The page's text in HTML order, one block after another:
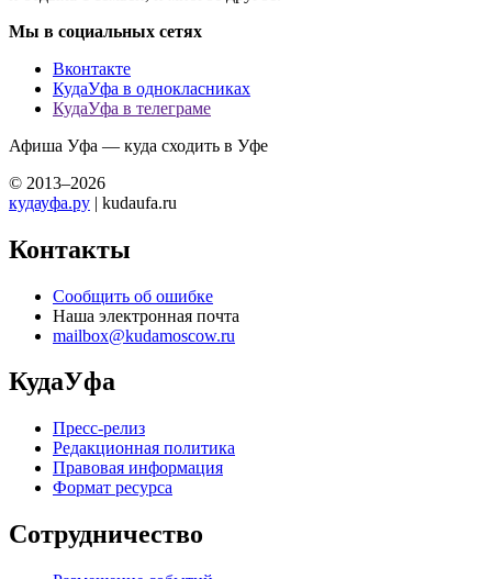
Мы в социальных сетях
Вконтакте
КудаУфа в однокласниках
КудаУфа в телеграме
Афиша Уфа — куда сходить в Уфе
© 2013–2026
кудауфа.ру | kudaufa.ru
Контакты
Сообщить об ошибке
Наша электронная почта
mailbox@kudamoscow.ru
КудаУфа
Пресс-релиз
Редакционная политика
Правовая информация
Формат ресурса
Сотрудничество